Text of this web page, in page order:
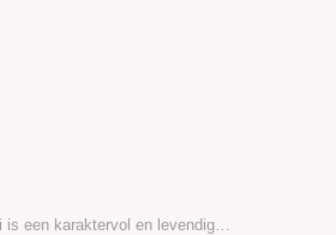
een karaktervol en levendig…